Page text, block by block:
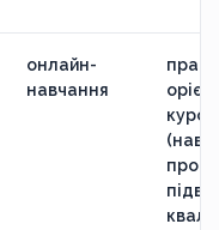
онлайн-
навчання
курс